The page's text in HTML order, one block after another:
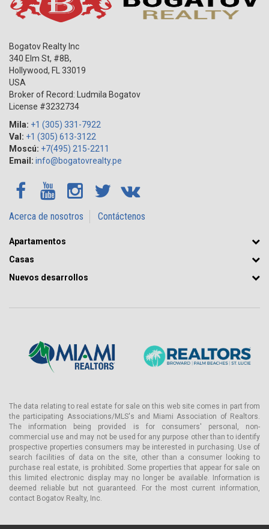
Bogatov Realty Inc
340 Elm St, #8B,
Hollywood, FL
33019
USA
Broker of Record: Ludmila Bogatov
License #3232734
Mila: +1 (305) 331-7922
Val: +1 (305) 613-3122
Moscú: +7(495) 215-2211
Email: info@bogatovrealty.pe
Acerca de nosotros Contáctenos
Apartamentos
Casas
Nuevos desarrollos
The data relating to real estate for sale on this web site comes in part from
the participating Associations/MLS's and Miami Association of Realtors.
The information being provided is for consumers' personal, non-
commercial use and may not be used for any purpose other than to identify
prospective properties consumers may be interested in purchasing. Use of
search facilities of data on the site, other than a consumer looking to
purchase real estate, is prohibited. Some properties that appear for sale on
this limited electronic display may no longer be available. Information is
deemed reliable but not guaranteed. For the most current information,
contact Bogatov Realty, Inc.